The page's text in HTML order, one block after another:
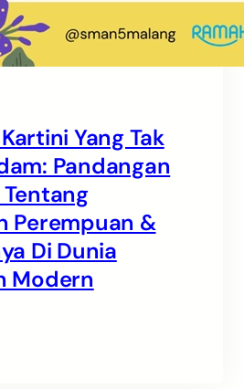
Yang Tak
Pandangan
Perempuan &
Di Dunia
Modern